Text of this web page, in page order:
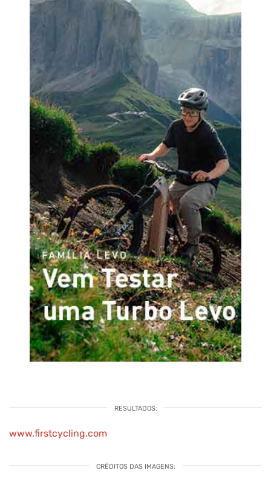
RESULTADOS:
www.firstcycling.com
CRÉDITOS DAS IMAGENS: